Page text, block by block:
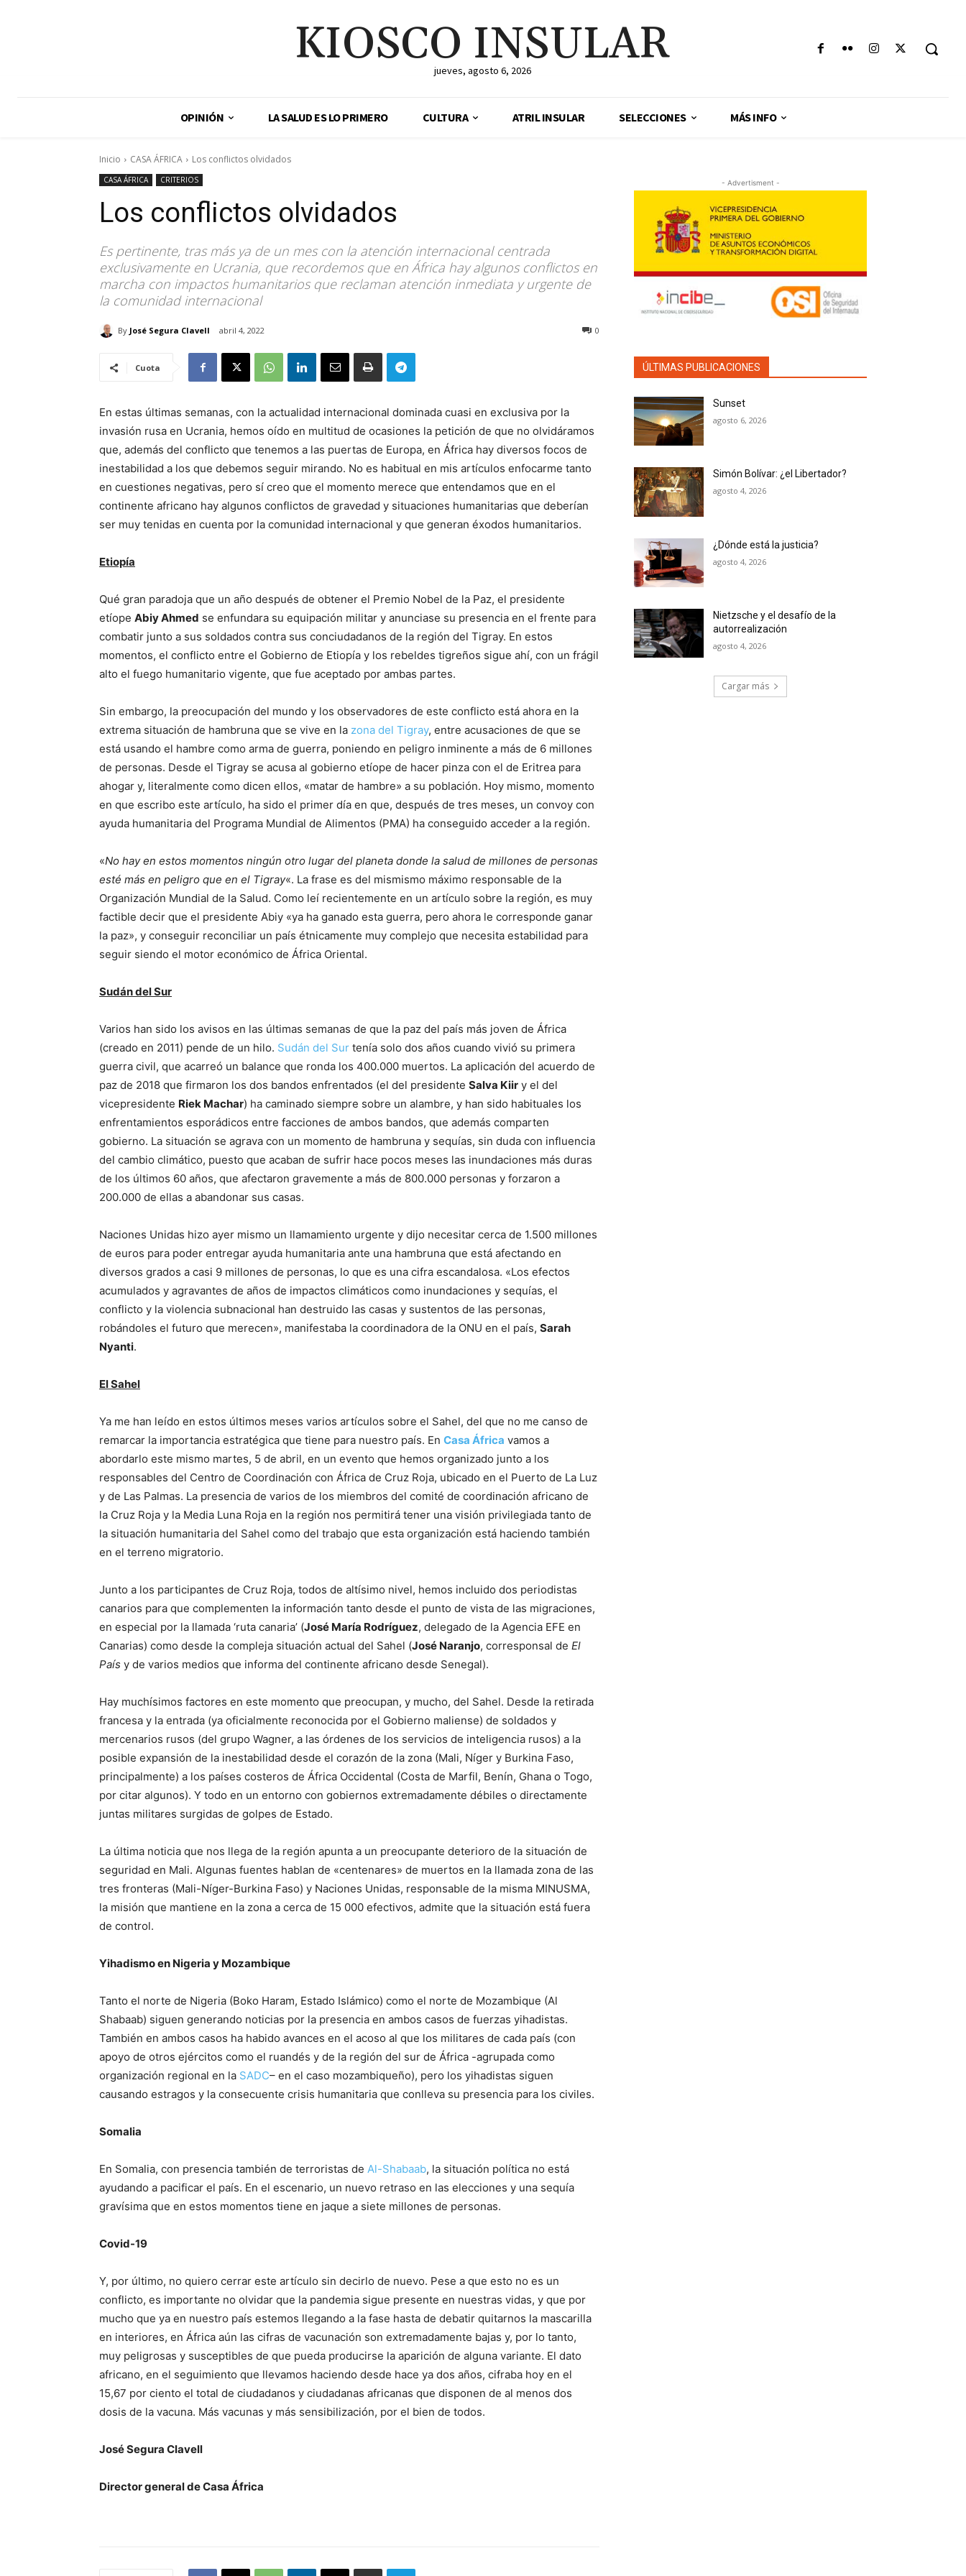
KIOSCO INSULAR
jueves, agosto 6, 2026
OPINIÓN LA SALUD ES LO PRIMERO CULTURA ATRIL INSULAR SELECCIONES MÁS INFO
Inicio CASA ÁFRICA Los conflictos olvidados
CASA ÁFRICA CRITERIOS
Los conflictos olvidados
Es pertinente, tras más ya de un mes con la atención internacional centrada
exclusivamente en Ucrania, que recordemos que en África hay algunos conflictos en
marcha con impactos humanitarios que reclaman atención inmediata y urgente de
la comunidad internacional
By José Segura Clavell abril 4, 2022 0
Cuota
En estas últimas semanas, con la actualidad internacional dominada cuasi en exclusiva por la
invasión rusa en Ucrania, hemos oído en multitud de ocasiones la petición de que no olvidáramos
que, además del conflicto que tenemos a las puertas de Europa, en África hay diversos focos de
inestabilidad a los que debemos seguir mirando. No es habitual en mis artículos enfocarme tanto
en cuestiones negativas, pero sí creo que el momento merece que entendamos que en el
continente africano hay algunos conflictos de gravedad y situaciones humanitarias que deberían
ser muy tenidas en cuenta por la comunidad internacional y que generan éxodos humanitarios.
Etiopía
Qué gran paradoja que un año después de obtener el Premio Nobel de la Paz, el presidente
etíope Abiy Ahmed se enfundara su equipación militar y anunciase su presencia en el frente para
combatir junto a sus soldados contra sus conciudadanos de la región del Tigray. En estos
momentos, el conflicto entre el Gobierno de Etiopía y los rebeldes tigreños sigue ahí, con un frágil
alto el fuego humanitario vigente, que fue aceptado por ambas partes.
Sin embargo, la preocupación del mundo y los observadores de este conflicto está ahora en la
extrema situación de hambruna que se vive en la zona del Tigray, entre acusaciones de que se
está usando el hambre como arma de guerra, poniendo en peligro inminente a más de 6 millones
de personas. Desde el Tigray se acusa al gobierno etíope de hacer pinza con el de Eritrea para
ahogar y, literalmente como dicen ellos, «matar de hambre» a su población. Hoy mismo, momento
en que escribo este artículo, ha sido el primer día en que, después de tres meses, un convoy con
ayuda humanitaria del Programa Mundial de Alimentos (PMA) ha conseguido acceder a la región.
«No hay en estos momentos ningún otro lugar del planeta donde la salud de millones de personas
esté más en peligro que en el Tigray«. La frase es del mismismo máximo responsable de la
Organización Mundial de la Salud. Como leí recientemente en un artículo sobre la región, es muy
factible decir que el presidente Abiy «ya ha ganado esta guerra, pero ahora le corresponde ganar
la paz», y conseguir reconciliar un país étnicamente muy complejo que necesita estabilidad para
seguir siendo el motor económico de África Oriental.
Sudán del Sur
Varios han sido los avisos en las últimas semanas de que la paz del país más joven de África
(creado en 2011) pende de un hilo. Sudán del Sur tenía solo dos años cuando vivió su primera
guerra civil, que acarreó un balance que ronda los 400.000 muertos. La aplicación del acuerdo de
paz de 2018 que firmaron los dos bandos enfrentados (el del presidente Salva Kiir y el del
vicepresidente Riek Machar) ha caminado siempre sobre un alambre, y han sido habituales los
enfrentamientos esporádicos entre facciones de ambos bandos, que además comparten
gobierno. La situación se agrava con un momento de hambruna y sequías, sin duda con influencia
del cambio climático, puesto que acaban de sufrir hace pocos meses las inundaciones más duras
de los últimos 60 años, que afectaron gravemente a más de 800.000 personas y forzaron a
200.000 de ellas a abandonar sus casas.
Naciones Unidas hizo ayer mismo un llamamiento urgente y dijo necesitar cerca de 1.500 millones
de euros para poder entregar ayuda humanitaria ante una hambruna que está afectando en
diversos grados a casi 9 millones de personas, lo que es una cifra escandalosa. «Los efectos
acumulados y agravantes de años de impactos climáticos como inundaciones y sequías, el
conflicto y la violencia subnacional han destruido las casas y sustentos de las personas,
robándoles el futuro que merecen», manifestaba la coordinadora de la ONU en el país, Sarah
Nyanti.
El Sahel
Ya me han leído en estos últimos meses varios artículos sobre el Sahel, del que no me canso de
remarcar la importancia estratégica que tiene para nuestro país. En Casa África vamos a
abordarlo este mismo martes, 5 de abril, en un evento que hemos organizado junto a los
responsables del Centro de Coordinación con África de Cruz Roja, ubicado en el Puerto de La Luz
y de Las Palmas. La presencia de varios de los miembros del comité de coordinación africano de
la Cruz Roja y la Media Luna Roja en la región nos permitirá tener una visión privilegiada tanto de
la situación humanitaria del Sahel como del trabajo que esta organización está haciendo también
en el terreno migratorio.
Junto a los participantes de Cruz Roja, todos de altísimo nivel, hemos incluido dos periodistas
canarios para que complementen la información tanto desde el punto de vista de las migraciones,
en especial por la llamada ‘ruta canaria’ (José María Rodríguez, delegado de la Agencia EFE en
Canarias) como desde la compleja situación actual del Sahel (José Naranjo, corresponsal de El
País y de varios medios que informa del continente africano desde Senegal).
Hay muchísimos factores en este momento que preocupan, y mucho, del Sahel. Desde la retirada
francesa y la entrada (ya oficialmente reconocida por el Gobierno maliense) de soldados y
mercenarios rusos (del grupo Wagner, a las órdenes de los servicios de inteligencia rusos) a la
posible expansión de la inestabilidad desde el corazón de la zona (Mali, Níger y Burkina Faso,
principalmente) a los países costeros de África Occidental (Costa de Marfil, Benín, Ghana o Togo,
por citar algunos). Y todo en un entorno con gobiernos extremadamente débiles o directamente
juntas militares surgidas de golpes de Estado.
La última noticia que nos llega de la región apunta a un preocupante deterioro de la situación de
seguridad en Mali. Algunas fuentes hablan de «centenares» de muertos en la llamada zona de las
tres fronteras (Mali-Níger-Burkina Faso) y Naciones Unidas, responsable de la misma MINUSMA,
la misión que mantiene en la zona a cerca de 15 000 efectivos, admite que la situación está fuera
de control.
Yihadismo en Nigeria y Mozambique
Tanto el norte de Nigeria (Boko Haram, Estado Islámico) como el norte de Mozambique (Al
Shabaab) siguen generando noticias por la presencia en ambos casos de fuerzas yihadistas.
También en ambos casos ha habido avances en el acoso al que los militares de cada país (con
apoyo de otros ejércitos como el ruandés y de la región del sur de África -agrupada como
organización regional en la SADC– en el caso mozambiqueño), pero los yihadistas siguen
causando estragos y la consecuente crisis humanitaria que conlleva su presencia para los civiles.
Somalia
En Somalia, con presencia también de terroristas de Al-Shabaab, la situación política no está
ayudando a pacificar el país. En el escenario, un nuevo retraso en las elecciones y una sequía
gravísima que en estos momentos tiene en jaque a siete millones de personas.
Covid-19
Y, por último, no quiero cerrar este artículo sin decirlo de nuevo. Pese a que esto no es un
conflicto, es importante no olvidar que la pandemia sigue presente en nuestras vidas, y que por
mucho que ya en nuestro país estemos llegando a la fase hasta de debatir quitarnos la mascarilla
en interiores, en África aún las cifras de vacunación son extremadamente bajas y, por lo tanto,
muy peligrosas y susceptibles de que pueda producirse la aparición de alguna variante. El dato
africano, en el seguimiento que llevamos haciendo desde hace ya dos años, cifraba hoy en el
15,67 por ciento el total de ciudadanos y ciudadanas africanas que disponen de al menos dos
dosis de la vacuna. Más vacunas y más sensibilización, por el bien de todos.
José Segura Clavell
Director general de Casa África
- Advertisment -
ÚLTIMAS PUBLICACIONES
Sunset
agosto 6, 2026
Simón Bolívar: ¿el Libertador?
agosto 4, 2026
¿Dónde está la justicia?
agosto 4, 2026
Nietzsche y el desafío de la
autorrealización
agosto 4, 2026
Cargar más